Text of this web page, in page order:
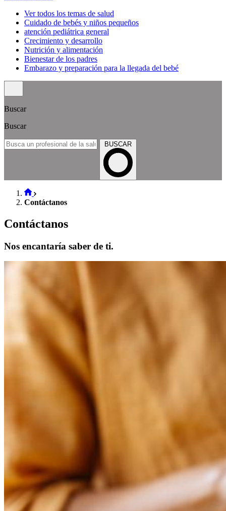
Ver todos los temas de salud
Cuidado de bebés y niños pequeños
atención pediátrica general
Crecimiento y desarrollo
Nutrición y alimentación
Bienestar de los padres
Embarazo y preparación para la llegada del bebé
Buscar
Buscar
BUSCAR
Contáctanos
Contáctanos
Nos encantaría saber de ti.